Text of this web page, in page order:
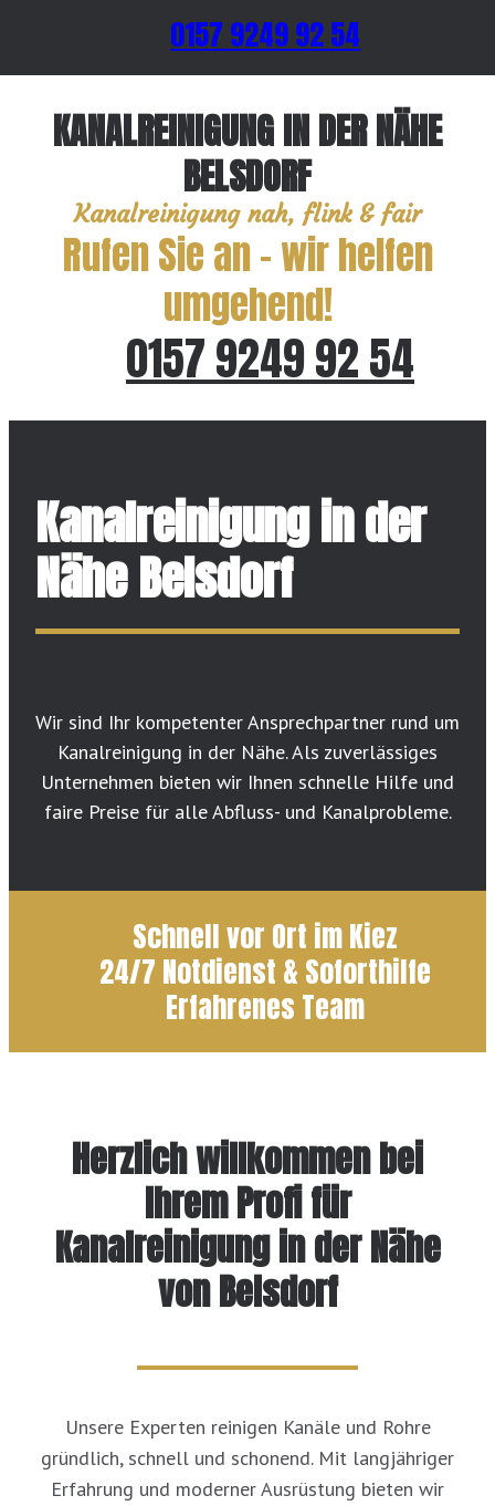
0157 9249 92 54
KANALREINIGUNG IN DER NÄHE
BELSDORF
Kanalreinigung nah, flink & fair
Rufen Sie an – wir helfen
umgehend!
0157 9249 92 54
Kanalreinigung in der
Nähe Belsdorf
Wir sind Ihr kompetenter Ansprechpartner rund um
Kanalreinigung in der Nähe. Als zuverlässiges
Unternehmen bieten wir Ihnen schnelle Hilfe und
faire Preise für alle Abfluss- und Kanalprobleme.
Schnell vor Ort im Kiez
24/7 Notdienst & Soforthilfe
Erfahrenes Team
Herzlich willkommen bei
Ihrem Profi für
Kanalreinigung in der Nähe
von Belsdorf
Unsere Experten reinigen Kanäle und Rohre
gründlich, schnell und schonend. Mit langjähriger
Erfahrung und moderner Ausrüstung bieten wir